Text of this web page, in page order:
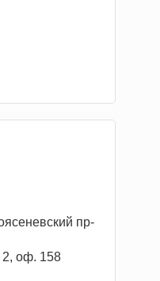
пр-
2, оф. 158